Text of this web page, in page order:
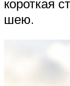
короткая
шею.